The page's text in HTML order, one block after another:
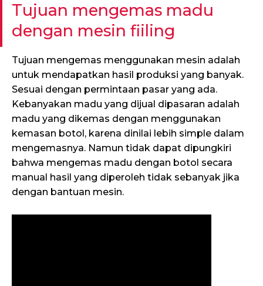
Tujuan mengemas madu
dengan mesin fiiling
Tujuan mengemas menggunakan mesin adalah
untuk mendapatkan hasil produksi yang banyak.
Sesuai dengan permintaan pasar yang ada.
Kebanyakan madu yang dijual dipasaran adalah
madu yang dikemas dengan menggunakan
kemasan botol, karena dinilai lebih simple dalam
mengemasnya. Namun tidak dapat dipungkiri
bahwa mengemas madu dengan botol secara
manual hasil yang diperoleh tidak sebanyak jika
dengan bantuan mesin.